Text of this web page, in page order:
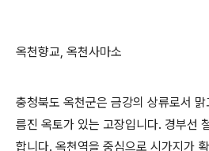
옥천향교, 옥천사마소
충청북도 옥천군은 금강의 상류로서 맑
름진 옥토가 있는 고장입니다. 경부선
합니다. 옥천역을 중심으로 시가지가